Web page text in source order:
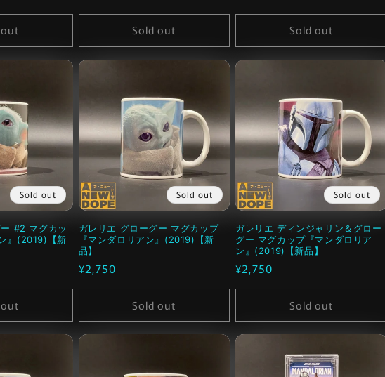
Sold out Sold out
Sold out
#2 マグカッ
』(2019)【新
Sold out
ガレリエ グローグー マグカップ
『マンダロリアン』(2019)【新
品】
通
常
格
¥2,750
Sold out
Sold out
ガレリエ ディンジャリン＆グロー
グー マグカップ『マンダロリア
ン』(2019)【新品】
通
常
格
¥2,750
Sold out